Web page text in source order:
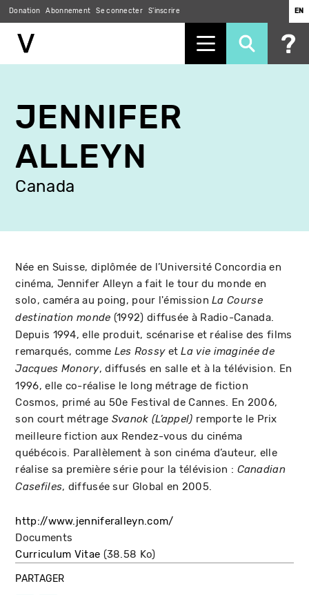
contenu
principal
Donation Abonnement Se connecter S'inscrire EN
JENNIFER
ALLEYN
Canada
Née en Suisse, diplômée de l’Université Concordia en
cinéma, Jennifer Alleyn a fait le tour du monde en
solo, caméra au poing, pour l'émissionLa Course
destination monde (1992) diffusée à Radio-Canada.
Depuis 1994, elle produit, scénarise et réalise des films
remarqués, comme Les RossyetLa vie imaginée de
Jacques Monory, diffusés en salle et à la télévision. En
1996, elle co-réalise le long métrage de fiction
Cosmos, primé au 50e Festival de Cannes. En 2006,
son court métrage Svanok (L’appel) remporte le Prix
meilleure fiction aux Rendez-vous du cinéma
québécois. Parallèlement à son cinéma d’auteur, elle
réalise sa première série pour la télévision : Canadian
Casefiles, diffusée sur Global en 2005.
http://www.jenniferalleyn.com/
Documents
Curriculum Vitae (38.58 Ko)
PARTAGER